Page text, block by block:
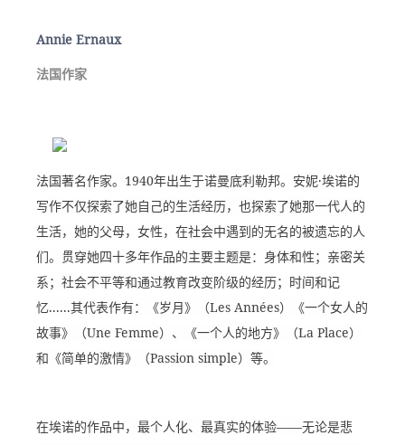
Annie Ernaux
法国作家
法国著名作家。1940年出生于诺曼底利勒邦。安妮·埃诺的
写作不仅探索了她自己的生活经历，也探索了她那一代人的
生活，她的父母，女性，在社会中遇到的无名的被遗忘的人
们。贯穿她四十多年作品的主要主题是：身体和性；亲密关
系；社会不平等和通过教育改变阶级的经历；时间和记
忆......其代表作有：《岁月》（Les Années）《一个女人的
故事》（Une Femme）、《一个人的地方》（La Place）
和《简单的激情》（Passion simple）等。
在埃诺的作品中，最个人化、最真实的体验——无论是悲